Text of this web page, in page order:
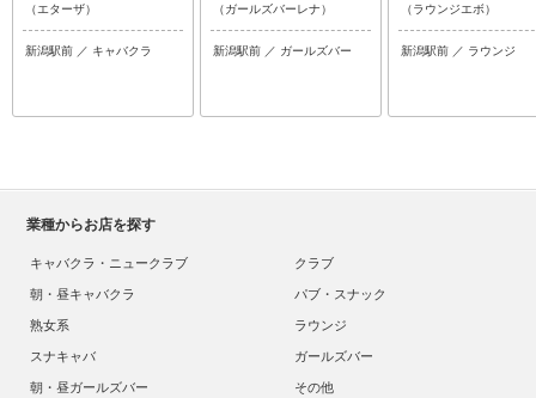
（エターザ）
新潟駅前 ／ キャバクラ
（ガールズバーレナ）
新潟駅前 ／ ガールズバー
（ラウンジエボ）
新潟駅前 ／ ラウンジ
業種からお店を探す
キャバクラ・ニュークラブ
クラブ
朝・昼キャバクラ
パブ・スナック
熟女系
ラウンジ
スナキャバ
ガールズバー
朝・昼ガールズバー
その他